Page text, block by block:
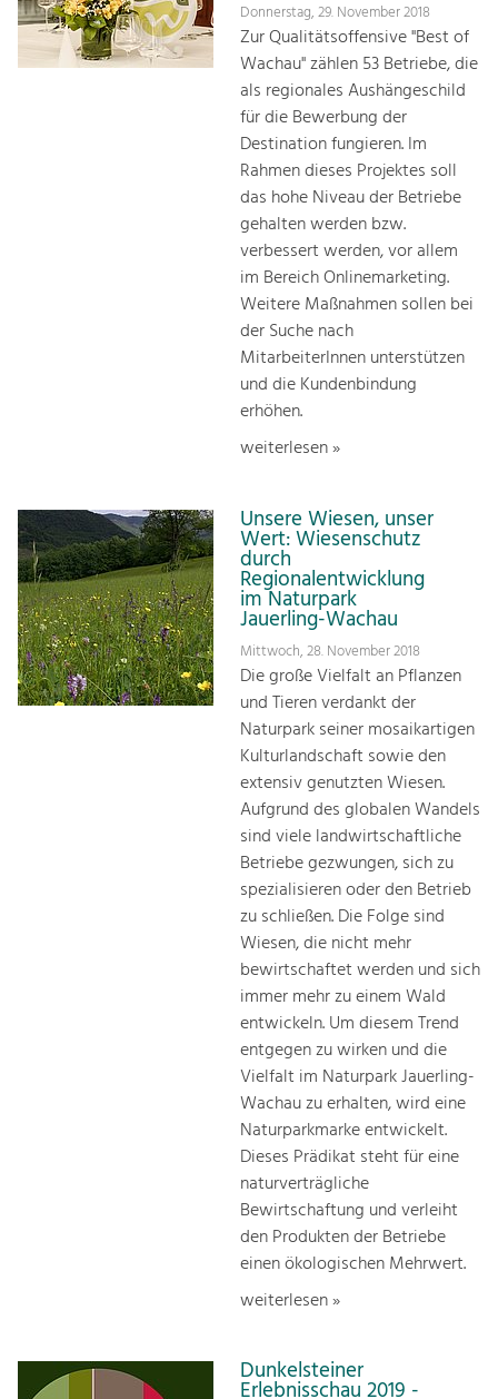
Donnerstag, 29. November 2018
Zur Qualitätsoffensive "Best of
Wachau" zählen 53 Betriebe, die
als regionales Aushängeschild
für die Bewerbung der
Destination fungieren. Im
Rahmen dieses Projektes soll
das hohe Niveau der Betriebe
gehalten werden bzw.
verbessert werden, vor allem
im Bereich Onlinemarketing.
Weitere Maßnahmen sollen bei
der Suche nach
MitarbeiterInnen unterstützen
und die Kundenbindung
erhöhen.
weiterlesen »
Unsere Wiesen, unser
Wert: Wiesenschutz
durch
Regionalentwicklung
im Naturpark
Jauerling-Wachau
Mittwoch, 28. November 2018
Die große Vielfalt an Pflanzen
und Tieren verdankt der
Naturpark seiner mosaikartigen
Kulturlandschaft sowie den
extensiv genutzten Wiesen.
Aufgrund des globalen Wandels
sind viele landwirtschaftliche
Betriebe gezwungen, sich zu
spezialisieren oder den Betrieb
zu schließen. Die Folge sind
Wiesen, die nicht mehr
bewirtschaftet werden und sich
immer mehr zu einem Wald
entwickeln. Um diesem Trend
entgegen zu wirken und die
Vielfalt im Naturpark Jauerling-
Wachau zu erhalten, wird eine
Naturparkmarke entwickelt.
Dieses Prädikat steht für eine
naturverträgliche
Bewirtschaftung und verleiht
den Produkten der Betriebe
einen ökologischen Mehrwert.
weiterlesen »
Dunkelsteiner
Erlebnisschau 2019 -